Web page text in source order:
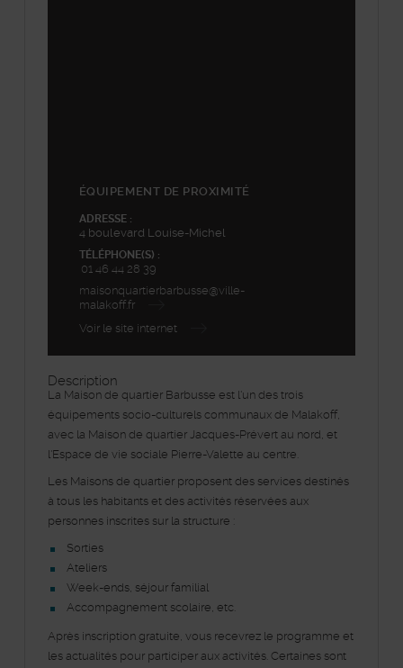
ÉQUIPEMENT DE PROXIMITÉ
ADRESSE :
4 boulevard Louise-Michel
TÉLÉPHONE(S) :
01 46 44 28 39
maisonquartierbarbusse@ville-
malakoff.fr
Voir le site internet
Description
La Maison de quartier Barbusse est l'un des trois
équipements socio-culturels communaux de Malakoff,
avec la Maison de quartier Jacques-Prévert au nord, et
l'Espace de vie sociale Pierre-Valette au centre.
Les Maisons de quartier proposent des services destinés
à tous les habitants et des activités réservées aux
personnes inscrites sur la structure :
Sorties
Ateliers
Week-ends, séjour familial
Accompagnement scolaire, etc.
Après inscription gratuite, vous recevrez le programme et
les actualités pour participer aux activités. Certaines sont